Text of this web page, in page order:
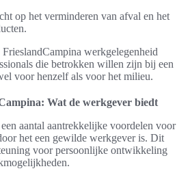
op het verminderen van afval en het
werkgelegenheid
die betrokken willen zijn bij een
voor henzelf als voor het milieu.
Wat de werkgever biedt
aantal aantrekkelijke voordelen voor
het een gewilde werkgever is. Dit
voor persoonlijke ontwikkeling